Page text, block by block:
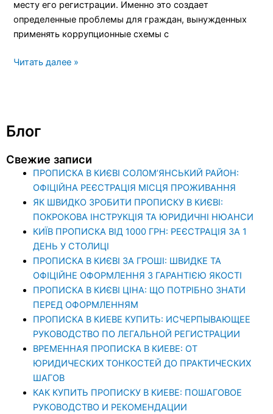
месту его регистрации. Именно это создает
определенные проблемы для граждан, вынужденных
применять коррупционные схемы с
Читать далее »
Блог
Свежие записи
ПРОПИСКА В КИЄВІ СОЛОМ’ЯНСЬКИЙ РАЙОН:
ОФІЦІЙНА РЕЄСТРАЦІЯ МІСЦЯ ПРОЖИВАННЯ
ЯК ШВИДКО ЗРОБИТИ ПРОПИСКУ В КИЄВІ:
ПОКРОКОВА ІНСТРУКЦІЯ ТА ЮРИДИЧНІ НЮАНСИ
КИЇВ ПРОПИСКА ВІД 1000 ГРН: РЕЄСТРАЦІЯ ЗА 1
ДЕНЬ У СТОЛИЦІ
ПРОПИСКА В КИЄВІ ЗА ГРОШІ: ШВИДКЕ ТА
ОФІЦІЙНЕ ОФОРМЛЕННЯ З ГАРАНТІЄЮ ЯКОСТІ
ПРОПИСКА В КИЄВІ ЦІНА: ЩО ПОТРІБНО ЗНАТИ
ПЕРЕД ОФОРМЛЕННЯМ
ПРОПИСКА В КИЕВЕ КУПИТЬ: ИСЧЕРПЫВАЮЩЕЕ
РУКОВОДСТВО ПО ЛЕГАЛЬНОЙ РЕГИСТРАЦИИ
ВРЕМЕННАЯ ПРОПИСКА В КИЕВЕ: ОТ
ЮРИДИЧЕСКИХ ТОНКОСТЕЙ ДО ПРАКТИЧЕСКИХ
ШАГОВ
КАК КУПИТЬ ПРОПИСКУ В КИЕВЕ: ПОШАГОВОЕ
РУКОВОДСТВО И РЕКОМЕНДАЦИИ